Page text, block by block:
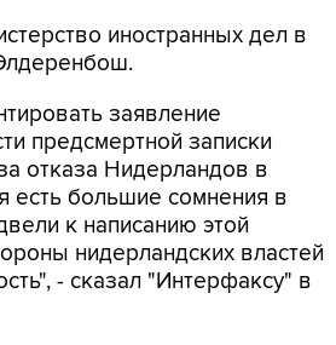
иностранных дел в
заявление
предсмертной записки
отказа Нидерландов в
есть большие сомнения в
к написанию этой
нидерландских властей
- сказал "Интерфаксу" в